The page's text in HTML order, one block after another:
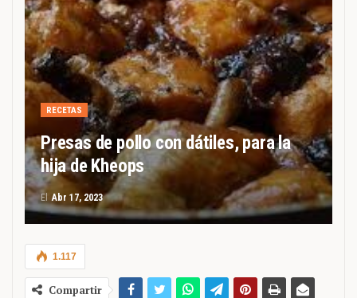
RECETAS
Presas de pollo con dátiles, para la
hija de Kheops
El Abr 17, 2023
1.117
Compartir